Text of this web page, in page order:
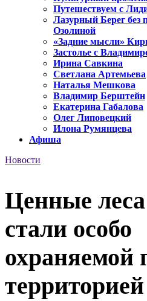
Путешествуем с
Лазурный Берег без
Озолиной
«Задние мысли»
Застолье с
Ирина Савкина
Светлана Артемьева
Наталья Мешкова
Владимир Берштейн
Екатерина Габалова
Олег Липовецкий
Илона Румянцева
Афиша
Новости
Ценные
стали особо
охраняемой
территорией